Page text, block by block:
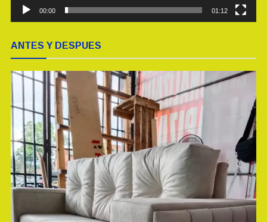
00:00 01:12
ANTES Y DESPUES